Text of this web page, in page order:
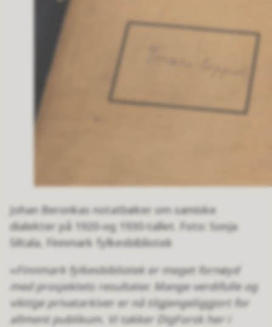
Johan Beronkas notatbøker om samiske
dialekter på 1920-og 1930-tallet. Foto: Sonja
Siltala, Finnmark fylkesbibliotek
«Finnmark fylkesbibliotek er meget fornøyd
med prosjektets resultater. Mange verdifulle og
viktige privatarkiver er nå tilgjengeliggjort for
allment publikum. Vi takker DigForsk her i